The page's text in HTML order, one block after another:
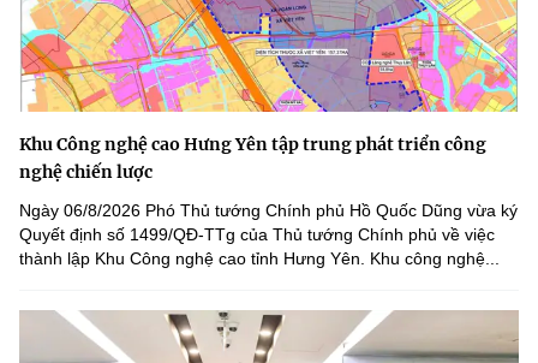
Khu Công nghệ cao Hưng Yên tập trung phát triển công
nghệ chiến lược
Ngày 06/8/2026 Phó Thủ tướng Chính phủ Hồ Quốc Dũng vừa ký
Quyết định số 1499/QĐ-TTg của Thủ tướng Chính phủ về việc
thành lập Khu Công nghệ cao tỉnh Hưng Yên. Khu công nghệ...